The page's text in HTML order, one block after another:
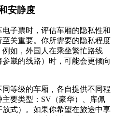
安静度
子票时，评估车厢的隐私性和
关重要。你所需要的隐私程度
如，外国人在乘坐繁忙路线
参崴的线路）时，可能会更倾向
等级的车厢，各自提供不同程
要类型：SV（豪华）、库佩
放式）。如果你希望在旅途中享